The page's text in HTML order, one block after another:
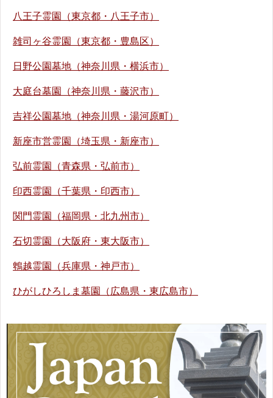
八王子霊園（東京都・八王子市）
雑司ヶ谷霊園（東京都・豊島区）
日野公園墓地（神奈川県・横浜市）
大庭台墓園（神奈川県・藤沢市）
吉祥公園墓地（神奈川県・湯河原町）
新座市営霊園（埼玉県・新座市）
弘前霊園（青森県・弘前市）
印西霊園（千葉県・印西市）
関門霊園（福岡県・北九州市）
石切霊園（大阪府・東大阪市）
鵯越霊園（兵庫県・神戸市）
ひがしひろしま墓園（広島県・東広島市）